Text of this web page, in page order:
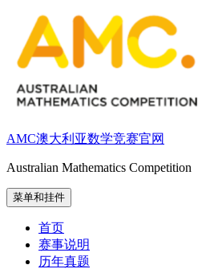
容
AMC澳大利亚数学竞赛官网
Australian Mathematics Competition
菜单和挂件
首页
赛事说明
历年真题